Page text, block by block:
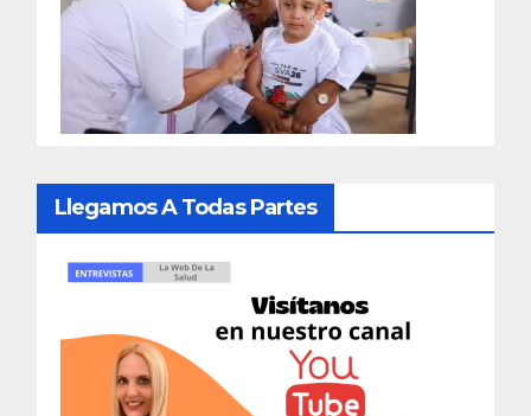
Llegamos A Todas Partes